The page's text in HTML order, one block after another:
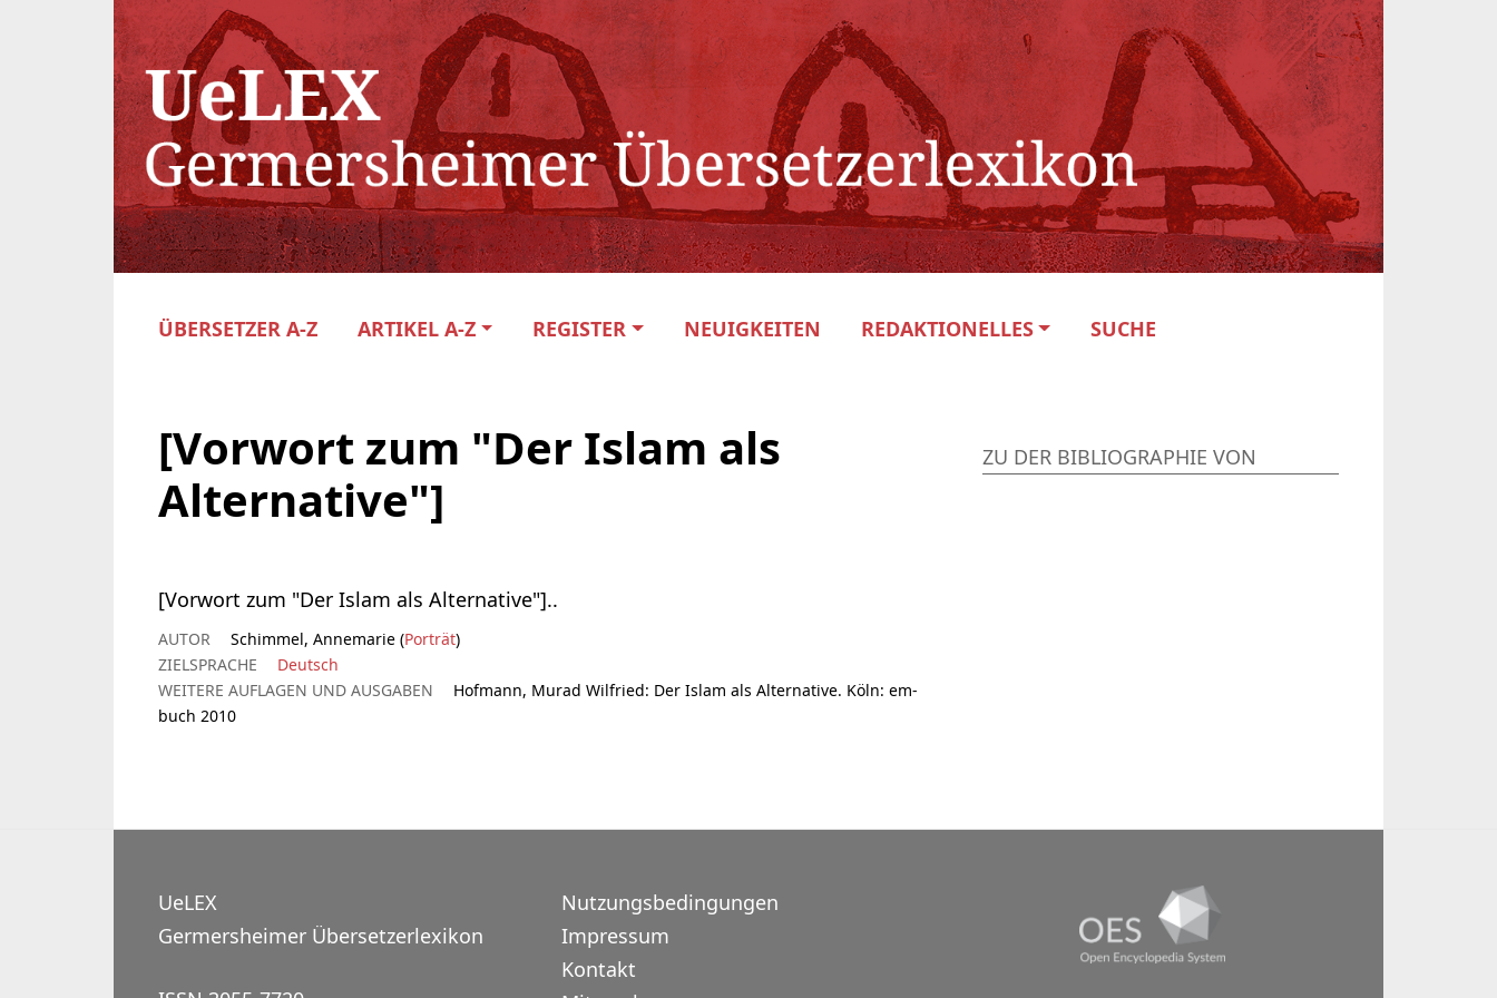
ÜBERSETZER A-Z ARTIKEL A-Z REGISTER NEUIGKEITEN REDAKTIONELLES SUCHE
[Vorwort zum "Der Islam als
Alternative"]
[Vorwort zum "Der Islam als Alternative"]..
AUTOR Schimmel, Annemarie (Porträt)
ZIELSPRACHE
Deutsch
WEITERE AUFLAGEN UND AUSGABEN
Hofmann, Murad Wilfried: Der Islam als Alternative. Köln: em-
buch 2010
ZU DER BIBLIOGRAPHIE VON
UeLEX
Germersheimer Übersetzerlexikon
Nutzungsbedingungen
Impressum
Kontakt